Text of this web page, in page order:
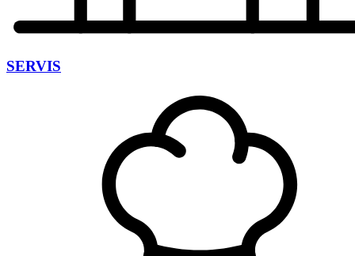
SERVIS